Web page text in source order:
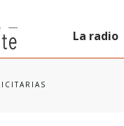
La radio